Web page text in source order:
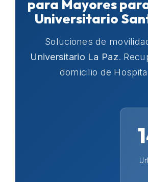
para Mayores
Universitario
Soluciones de
Universitario La Paz.
domicilio de